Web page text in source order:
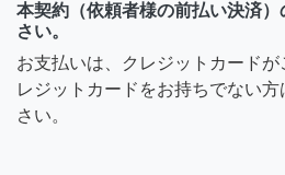
本契約（依頼者様の前払い決済
さい。
お支払いは、クレジットカード
レジットカードをお持ちでない
さい。